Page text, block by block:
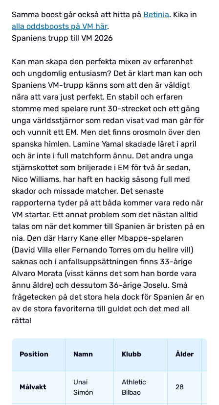
Samma boost går också att hitta på Betinia. Kika in
alla oddsboosts på VM här.
Spaniens trupp till VM 2026
Kan man skapa den perfekta mixen av erfarenhet
och ungdomlig entusiasm? Det är klart man kan och
Spaniens VM-trupp känns som att den är väldigt
nära att vara just perfekt. En stabil och erfaren
stomme med spelare runt 30-strecket och ett gäng
unga världsstjärnor som redan visat vad man går för
och vunnit ett EM. Men det finns orosmoln över den
spanska himlen. Lamine Yamal skadade låret i april
och är inte i full matchform ännu. Det andra unga
stjärnskottet som briljerade i EM för två år sedan,
Nico Williams, har haft en hackig säsong full med
skador och missade matcher. Det senaste
rapporterna tyder på att båda kommer vara redo när
VM startar. Ett annat problem som det nästan alltid
talas om när det kommer till Spanien är bristen på en
nia. Den där Harry Kane eller Mbappe-spelaren
(David Villa eller Fernando Torres om du hellre vill)
saknas och i anfallsuppsättningen finns 33-årige
Alvaro Morata (visst känns det som han borde vara
ännu äldre) och dessutom 36-årige Joselu. Små
frågetecken på det stora hela dock för Spanien är en
av de stora favoriterna till guldet och det med all
rätta!
Position Namn Klubb Ålder
Målvakt
Unai
Simón
Athletic
Bilbao
28